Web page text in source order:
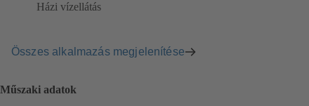
Házi vízellátás
Összes alkalmazás megjelenítése
Műszaki adatok